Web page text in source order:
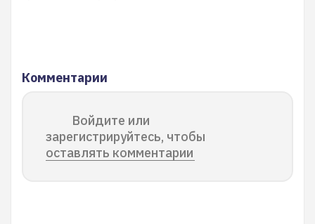
Комментарии
Войдите или
зарегистрируйтесь, чтобы
оставлять комментарии